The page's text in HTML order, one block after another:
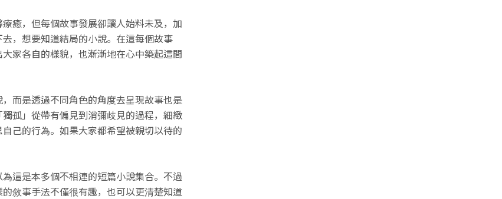
癒，但每個故事發展卻讓人始料未及，加
，想要知道結局的小說。在這每個故事
家各自的樣貌，也漸漸地在心中築起這間
而是透過不同角色的角度去呈現故事也是
孤」從帶有偏見到消彌歧見的過程，細緻
己的行為。如果大家都希望被親切以待的
這是本多個不相連的短篇小說集合。不過
敘事手法不僅很有趣，也可以更清楚知道